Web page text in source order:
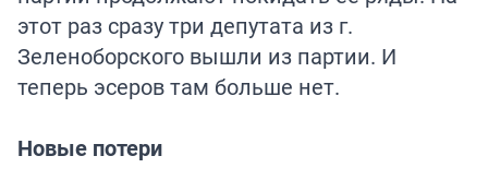
этот раз сразу три депутата из г.
Зеленоборского вышли из партии. И
теперь эсеров там больше нет.
Новые потери